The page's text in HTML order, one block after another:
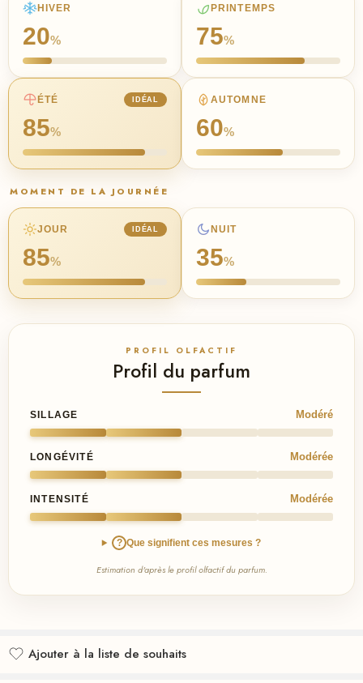
HIVER
20%
PRINTEMPS
75%
ÉTÉ IDÉAL
85%
AUTOMNE
60%
MOMENT DE LA JOURNÉE
JOUR IDÉAL
85%
NUIT
35%
PROFIL OLFACTIF
Profil du parfum
SILLAGE Modéré
LONGÉVITÉ Modérée
INTENSITÉ Modérée
? Que signifient ces mesures ?
Estimation d'après le profil olfactif du parfum.
Ajouter à la liste de souhaits